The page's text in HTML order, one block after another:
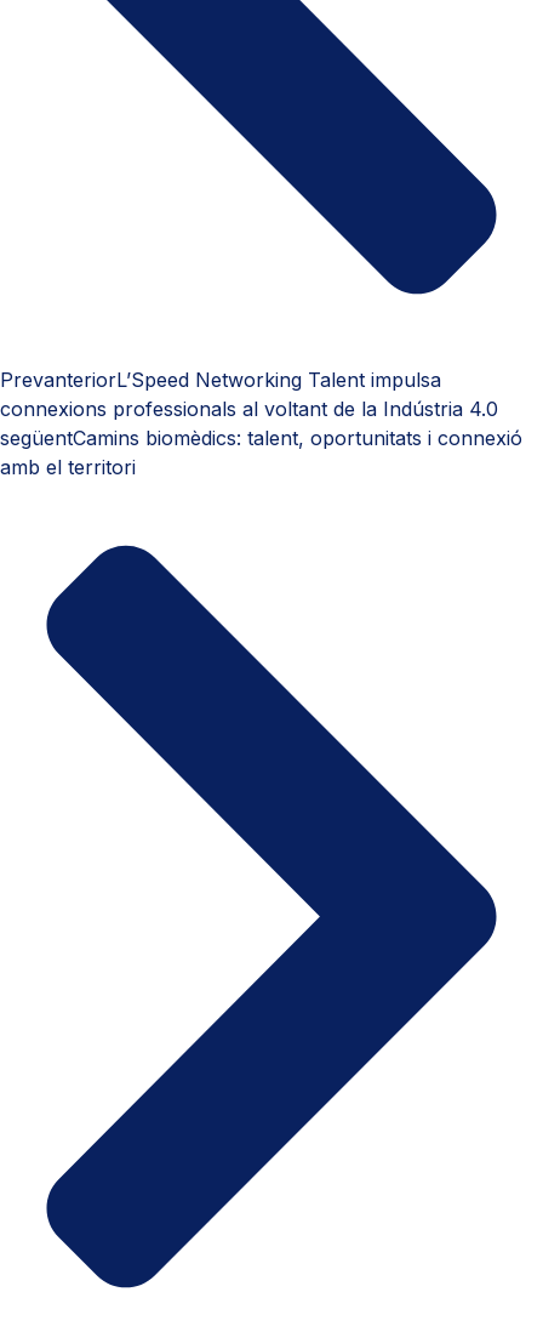
PrevanteriorL’Speed Networking Talent impulsa
connexions professionals al voltant de la Indústria 4.0
següentCamins biomèdics: talent, oportunitats i connexió
amb el territori